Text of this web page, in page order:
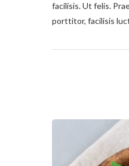
facilisis. Ut felis.
porttitor, facilisis